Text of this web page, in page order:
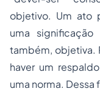
objetivo. Um ato
uma
também, objetiva.
haver um
uma norma.